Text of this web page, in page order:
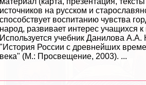
источников на русском и
способствует воспитанию чувства
народ, развивает интерес учащихся к
Используется учебник Данилова А.А.
"История России с древнейших
века" (М.: Просвещение, 2003). ...